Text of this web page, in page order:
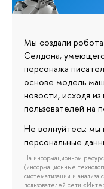
Мы создали робота
Селдона,
персонажа
основе модель
новости, исходя
пользователей на
Не волнуйтесь: мы
персональные
На информационном
(информационные
систематизации и
пользователей сети